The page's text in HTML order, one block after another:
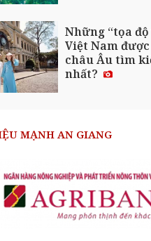
Những “tọa
Việt Nam
châu Âu tìm
nhất?
MẠNH AN GIANG